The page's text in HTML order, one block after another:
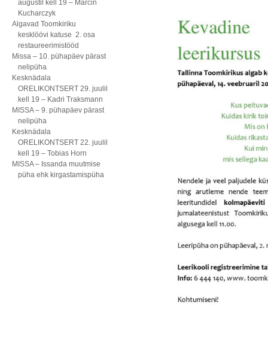
augustil kell 19 – Marcin
Kucharczyk
Algavad Toomkiriku
kesklöövi katuse 2. osa
restaureerimistööd
Missa – 10. pühapäev pärast
nelipüha
Kesknädala
ORELIKONTSERT 29. juulil
kell 19 – Kadri Traksmann
MISSA – 9. pühapäev pärast
nelipüha
Kesknädala
ORELIKONTSERT 22. juulil
kell 19 – Tobias Horn
MISSA – Issanda muutmise
püha ehk kirgastamispüha